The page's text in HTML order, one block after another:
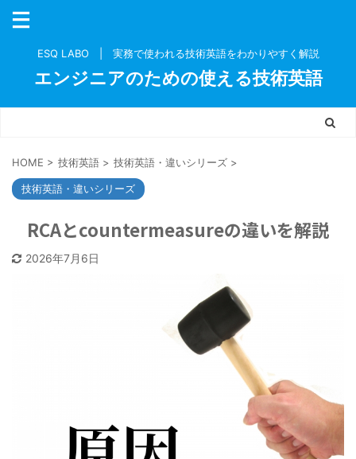
ESQ LABO | 実務で使われる技術英語をわかりやすく解説
エンジニアのための使える技術英語
HOME > 技術英語 > 技術英語・違いシリーズ >
技術英語・違いシリーズ
RCAとcountermeasureの違いを解説
2026年7月6日